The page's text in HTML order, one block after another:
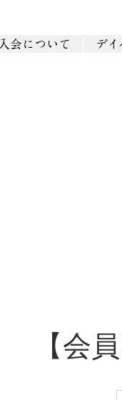
入会について デイ
【会